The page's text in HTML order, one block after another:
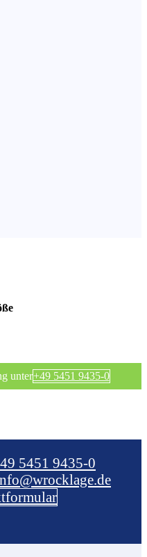
unter+49 5451 9435-0
5451 9435-0